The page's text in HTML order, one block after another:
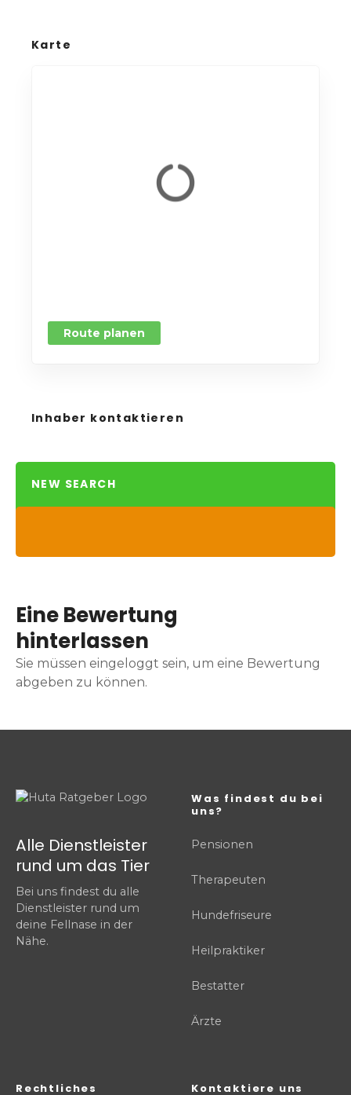
Karte
Route planen
Inhaber kontaktieren
NEW SEARCH
Eine Bewertung
hinterlassen
Sie müssen eingeloggt sein, um eine Bewertung
abgeben zu können.
Alle Dienstleister
rund um das Tier
Bei uns findest du alle
Dienstleister rund um
deine Fellnase in der
Nähe.
Was findest du bei
uns?
Pensionen
Therapeuten
Hundefriseure
Heilpraktiker
Bestatter
Ärzte
Rechtliches Kontaktiere uns